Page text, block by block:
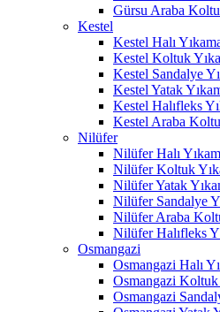
panel
Gürsu Araba
Kestel
Kestel Halı
Kestel Koltuk
Kestel Sandalye
Kestel Yatak
Kestel Halıfleks
Kestel Araba
Nilüfer
Nilüfer Halı
Nilüfer Koltuk
Nilüfer Yatak
Nilüfer Sandalye
Nilüfer Araba
Nilüfer Halıfleks
Osmangazi
Osmangazi Halı
Osmangazi Koltuk
Osmangazi